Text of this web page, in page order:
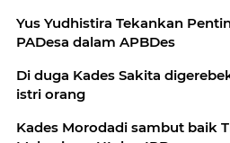
Yus Yudhistira Tekankan
PADesa dalam APBDes
Di duga Kades Sakita
istri orang
Kades Morodadi sambut baik